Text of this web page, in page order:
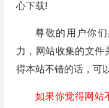
心下载!
尊敬的用户你
力，网站收集的文件
得本站不错的话，可
如果你觉得网站